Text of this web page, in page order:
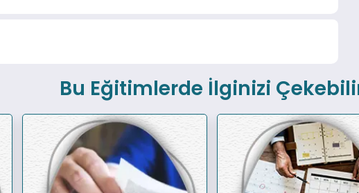
Bu Eğitimlerde İlginizi